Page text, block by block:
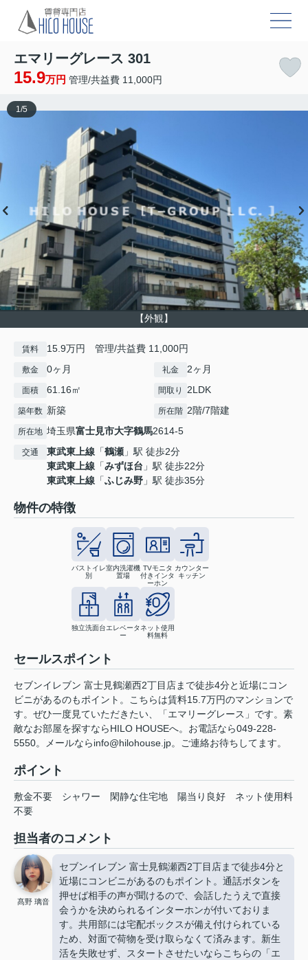
エマリーグレース 301
15.9万円 管理/共益費 11,000円
【外観】
1 /5
賃料 15.9万円 管理/共益費 11,000円
敷金 0ヶ月 礼金 2ヶ月
面積 61.16㎡ 間取り 2LDK
築年数 新築 所在階 2階/7階建
所在地 埼玉県富士見市大字鶴馬2614-5
交通 東武東上線 「鶴瀬 」駅 徒歩2分
東武東上線 「みずほ台 」駅 徒歩22分
東武東上線 「ふじみ野 」駅 徒歩35分
物件の特徴
バストイレ
別
室内洗濯機
置場
TVモニタ
付きインタ
ーホン
カウンター
キッチン
独立洗面台エレベータ
ー
ネット使用
料無料
セールスポイント
セブンイレブン 富士見鶴瀬西2丁目店まで徒歩4分と近場にコン
ビニがあるのもポイント。こちらは賃料15.7万円のマンションで
す。ぜひ一度見ていただきたい、「エマリーグレース」です。素
敵なお部屋を探すならHILO HOUSEへ。お電話なら049-228-
5550。メールならinfo@hilohouse.jp。ご連絡お待ちしてます。
ポイント
敷金不要 シャワー 閑静な住宅地 陽当り良好
ネット使用料
不要
担当者のコメント
髙野 璃音
セブンイレブン 富士見鶴瀬西2丁目店まで徒歩4分と
近場にコンビニがあるのもポイント。通話ボタンを
押せば相手の声が聞けるので、会話したうえで直接
会うかを決められるインターホンが付いておりま
す。共用部には宅配ボックスが備え付けられている
ため、対面で荷物を受け取らなくて済みます。新生
活を失敗せず、スタートさせたいならこちらの「エ